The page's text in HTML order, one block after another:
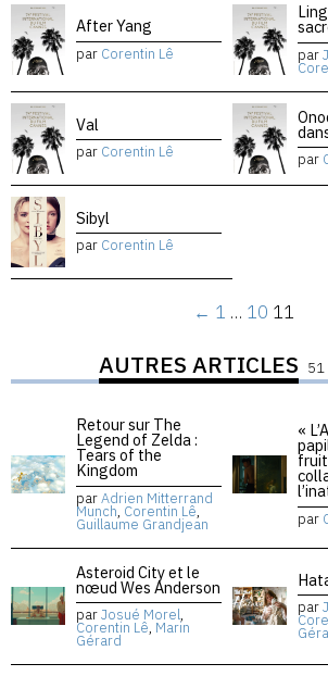
After Yang
par Corentin Lê par
Val
par Corentin Lê par
Sibyl
par Corentin Lê
← 1 … 10 11
AUTRES ARTICLES 51
Retour sur The
Legend of Zelda :
Tears of the
Kingdom
parAdrien Mitterrand
Munch, Corentin Lê,
Guillaume Grandjean
«
fruit
par
Asteroid City et le
nœud Wes Anderson
parJosué Morel,
Corentin Lê, Marin
Gérard
par